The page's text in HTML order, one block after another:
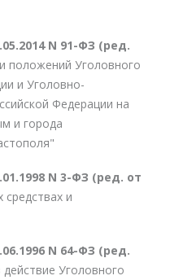
N 91-ФЗ (ред.
положений Уголовного
и Уголовно-
Федерации на
и города
N 3-ФЗ (ред. от
средствах и
N 64-ФЗ (ред.
Уголовного